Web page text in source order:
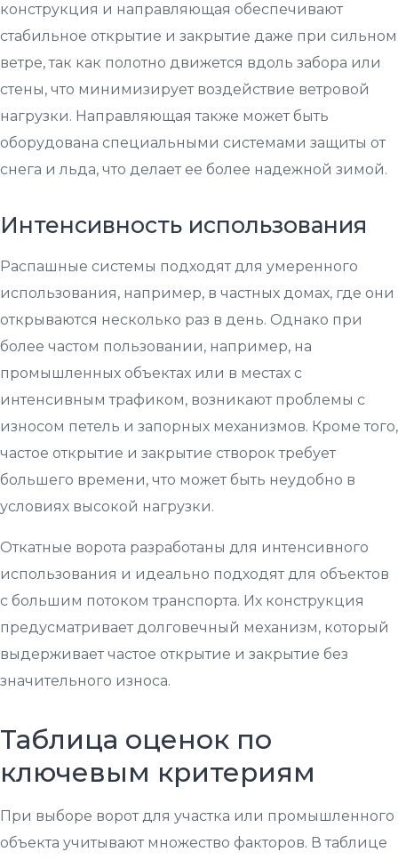
конструкция и направляющая обеспечивают
стабильное открытие и закрытие даже при сильном
ветре, так как полотно движется вдоль забора или
стены, что минимизирует воздействие ветровой
нагрузки. Направляющая также может быть
оборудована специальными системами защиты от
снега и льда, что делает ее более надежной зимой.
Интенсивность использования
Распашные системы подходят для умеренного
использования, например, в частных домах, где они
открываются несколько раз в день. Однако при
более частом пользовании, например, на
промышленных объектах или в местах с
интенсивным трафиком, возникают проблемы с
износом петель и запорных механизмов. Кроме того,
частое открытие и закрытие створок требует
большего времени, что может быть неудобно в
условиях высокой нагрузки.
Откатные ворота разработаны для интенсивного
использования и идеально подходят для объектов
с большим потоком транспорта. Их конструкция
предусматривает долговечный механизм, который
выдерживает частое открытие и закрытие без
значительного износа.
Таблица оценок по
ключевым критериям
При выборе ворот для участка или промышленного
объекта учитывают множество факторов. В таблице